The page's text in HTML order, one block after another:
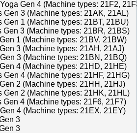
Gen 4 (Machine types: 21F2,
Gen 3 (Machine types: 21AK, 21AL)
Gen 1 (Machine types: 21BT, 21BU)
Gen 3 (Machine types: 21BR, 21BS)
1 (Machine types: 21BV, 21BW)
3 (Machine types: 21AH, 21AJ)
3 (Machine types: 21BN, 21BQ)
4 (Machine types: 21HD, 21HE)
Gen 4 (Machine types: 21HF, 21HG)
2 (Machine types: 21HH, 21HJ)
Gen 2 (Machine types: 21HK, 21HL)
Gen 4 (Machine types: 21F6, 21F7)
4 (Machine types: 21EX, 21EY)
3
3